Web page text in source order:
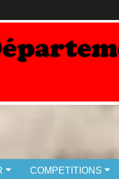
COMPETITIONS